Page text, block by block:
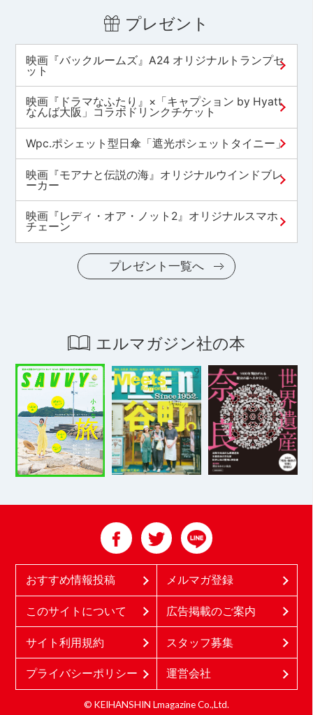
プレゼント
映画『バックルームズ』A24 オリジナルトランプセ
ット
映画『ドラマなふたり』×「キャプション by Hyatt
なんば大阪」コラボドリンクチケット
Wpc.ポシェット型日傘「遮光ポシェットタイニー」
映画『モアナと伝説の海』オリジナルウインドブレ
ーカー
映画『レディ・オア・ノット2』オリジナルスマホ
チェーン
プレゼント一覧へ
エルマガジン社の本
おすすめ情報投稿 メルマガ登録
このサイトについて 広告掲載のご案内
サイト利用規約 スタッフ募集
プライバシーポリシー 運営会社
© KEIHANSHIN Lmagazine Co.,Ltd.